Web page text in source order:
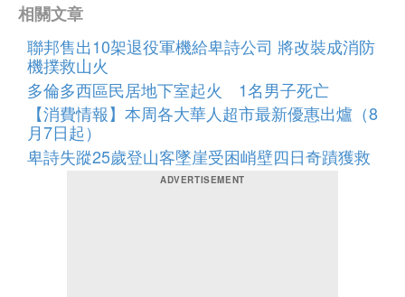
相關文章
聯邦售出10架退役軍機給卑詩公司 將改裝成消防
機撲救山火
多倫多西區民居地下室起火 1名男子死亡
【消費情報】本周各大華人超市最新優惠出爐（8
月7日起）
卑詩失蹤25歲登山客墜崖受困峭壁四日奇蹟獲救